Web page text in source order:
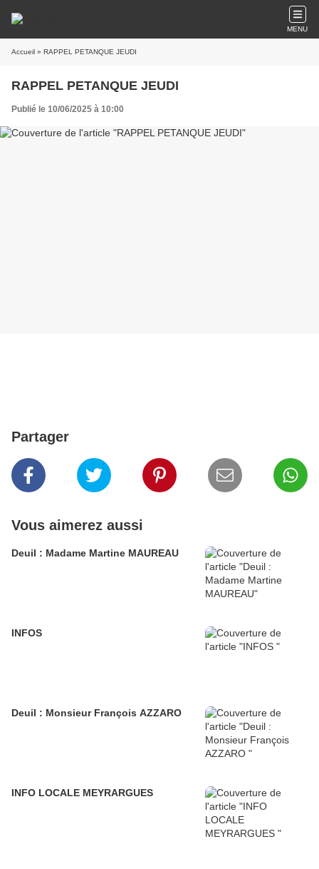
MENU
Accueil » RAPPEL PETANQUE JEUDI
RAPPEL PETANQUE JEUDI
Publié le 10/06/2025 à 10:00
Partager
Vous aimerez aussi
Deuil : Madame Martine MAUREAU
INFOS
Deuil : Monsieur François AZZARO
INFO LOCALE MEYRARGUES